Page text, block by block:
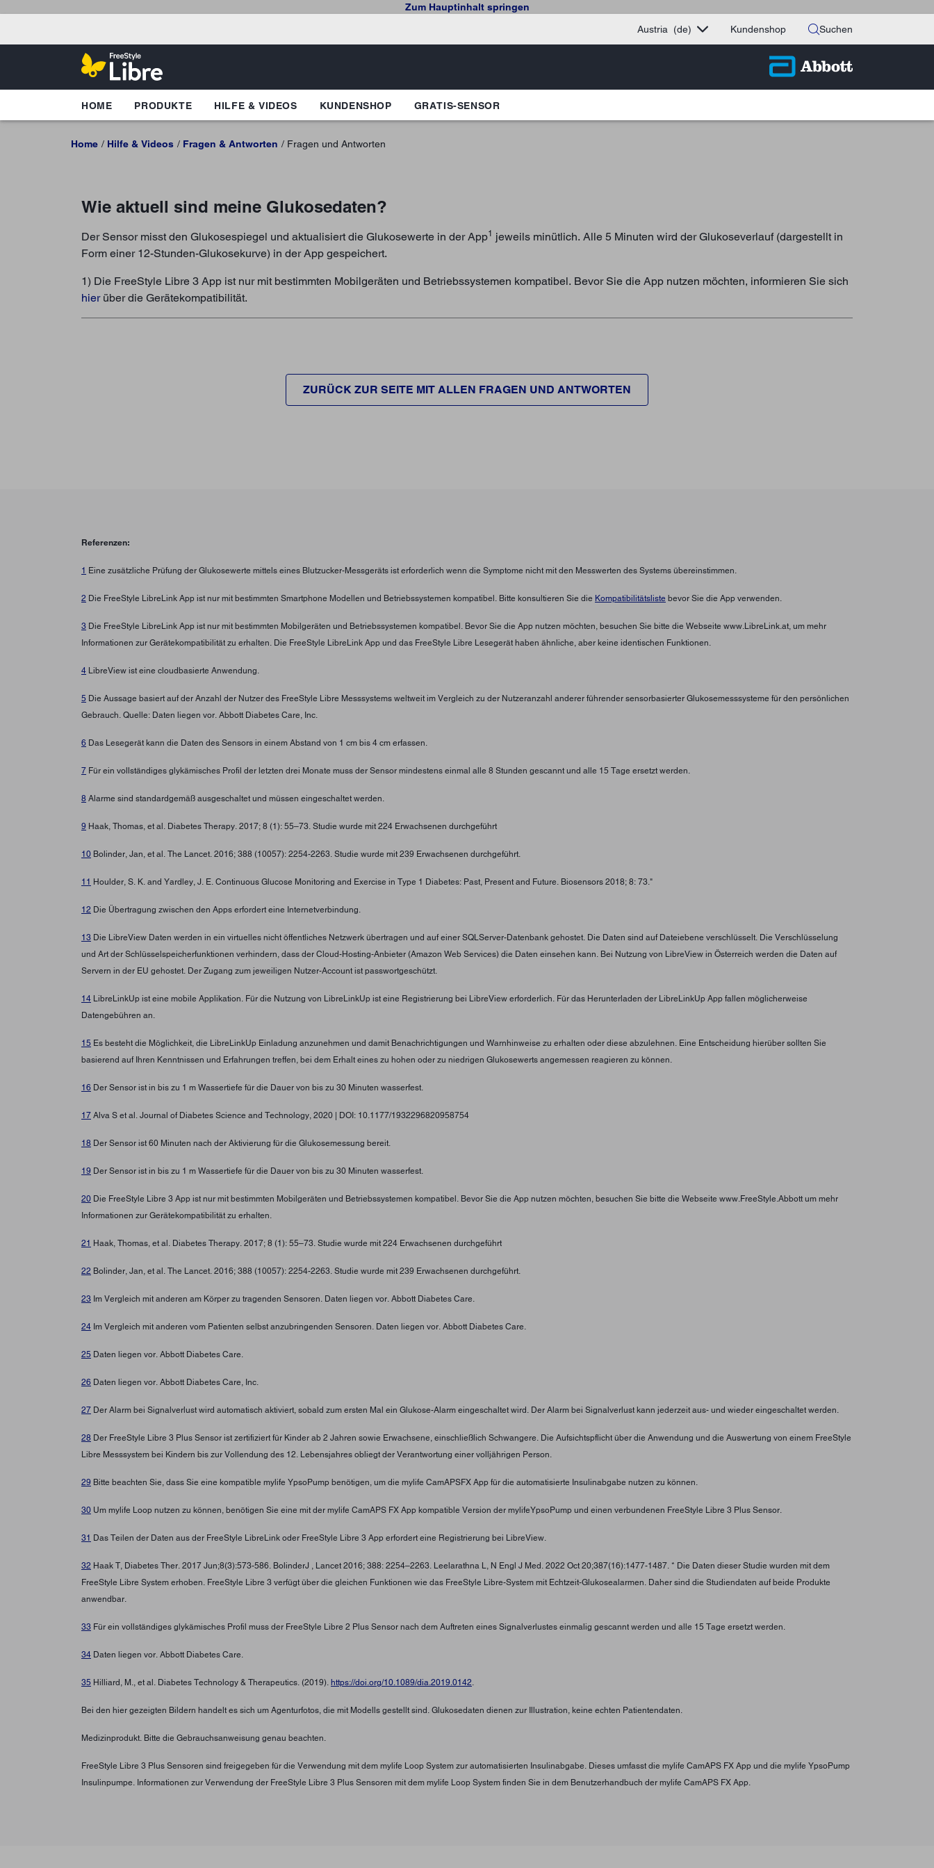
Zum Hauptinhalt springen
Austria
(de) Kundenshop Suchen
HOME PRODUKTE HILFE & VIDEOS KUNDENSHOP GRATIS-SENSOR
Home Hilfe & Videos Fragen & Antworten Fragen und Antworten
Wie aktuell sind meine Glukosedaten?
Der Sensor misst den Glukosespiegel und aktualisiert die Glukosewerte in der App1 jeweils minütlich. Alle 5 Minuten wird der Glukoseverlauf (dargestellt in
Form einer 12-Stunden-Glukosekurve) in der App gespeichert.
1) Die FreeStyle Libre 3 App ist nur mit bestimmten Mobilgeräten und Betriebssystemen kompatibel. Bevor Sie die App nutzen möchten, informieren Sie sich
hierüber die Gerätekompatibilität.
ZURÜCK ZUR SEITE MIT ALLEN FRAGEN UND ANTWORTEN
Referenzen:
1 Eine zusätzliche Prüfung der Glukosewerte mittels eines Blutzucker-Messgeräts ist erforderlich wenn die Symptome nicht mit den Messwerten des Systems übereinstimmen.
2 Die FreeStyle LibreLink App ist nur mit bestimmten Smartphone Modellen und Betriebssystemen kompatibel. Bitte konsultieren Sie die Kompatibilitätsliste bevor Sie die App verwenden.
3 Die FreeStyle LibreLink App ist nur mit bestimmten Mobilgeräten und Betriebssystemen kompatibel. Bevor Sie die App nutzen möchten, besuchen Sie bitte die Webseite www.LibreLink.at, um mehr
Informationen zur Gerätekompatibilität zu erhalten. Die FreeStyle LibreLink App und das FreeStyle Libre Lesegerät haben ähnliche, aber keine identischen Funktionen.
4 LibreView ist eine cloudbasierte Anwendung.
5 Die Aussage basiert auf der Anzahl der Nutzer des FreeStyle Libre Messsystems weltweit im Vergleich zu der Nutzeranzahl anderer führender sensorbasierter Glukosemesssysteme für den persönlichen
Gebrauch. Quelle: Daten liegen vor. Abbott Diabetes Care, Inc.
6 Das Lesegerät kann die Daten des Sensors in einem Abstand von 1 cm bis 4 cm erfassen.
7 Für ein vollständiges glykämisches Profil der letzten drei Monate muss der Sensor mindestens einmal alle 8 Stunden gescannt und alle 15 Tage ersetzt werden.
8 Alarme sind standardgemäß ausgeschaltet und müssen eingeschaltet werden.
9 Haak, Thomas, et al. Diabetes Therapy. 2017; 8 (1): 55–73. Studie wurde mit 224 Erwachsenen durchgeführt
10 Bolinder, Jan, et al. The Lancet. 2016; 388 (10057): 2254-2263. Studie wurde mit 239 Erwachsenen durchgeführt.
11 Houlder, S. K. and Yardley, J. E. Continuous Glucose Monitoring and Exercise in Type 1 Diabetes: Past, Present and Future. Biosensors 2018; 8: 73."
12 Die Übertragung zwischen den Apps erfordert eine Internetverbindung.
13 Die LibreView Daten werden in ein virtuelles nicht öffentliches Netzwerk übertragen und auf einer SQLServer-Datenbank gehostet. Die Daten sind auf Dateiebene verschlüsselt. Die Verschlüsselung
und Art der Schlüsselspeicherfunktionen verhindern, dass der Cloud-Hosting-Anbieter (Amazon Web Services) die Daten einsehen kann. Bei Nutzung von LibreView in Österreich werden die Daten auf
Servern in der EU gehostet. Der Zugang zum jeweiligen Nutzer-Account ist passwortgeschützt.
14 LibreLinkUp ist eine mobile Applikation. Für die Nutzung von LibreLinkUp ist eine Registrierung bei LibreView erforderlich. Für das Herunterladen der LibreLinkUp App fallen möglicherweise
Datengebühren an.
15 Es besteht die Möglichkeit, die LibreLinkUp Einladung anzunehmen und damit Benachrichtigungen und Warnhinweise zu erhalten oder diese abzulehnen. Eine Entscheidung hierüber sollten Sie
basierend auf Ihren Kenntnissen und Erfahrungen treffen, bei dem Erhalt eines zu hohen oder zu niedrigen Glukosewerts angemessen reagieren zu können.
16 Der Sensor ist in bis zu 1 m Wassertiefe für die Dauer von bis zu 30 Minuten wasserfest.
17 Alva S et al. Journal of Diabetes Science and Technology, 2020 | DOI: 10.1177/1932296820958754
18 Der Sensor ist 60 Minuten nach der Aktivierung für die Glukosemessung bereit.
19 Der Sensor ist in bis zu 1 m Wassertiefe für die Dauer von bis zu 30 Minuten wasserfest.
20 Die FreeStyle Libre 3 App ist nur mit bestimmten Mobilgeräten und Betriebssystemen kompatibel. Bevor Sie die App nutzen möchten, besuchen Sie bitte die Webseite www.FreeStyle.Abbott um mehr
Informationen zur Gerätekompatibilität zu erhalten.
21 Haak, Thomas, et al. Diabetes Therapy. 2017; 8 (1): 55–73. Studie wurde mit 224 Erwachsenen durchgeführt
22 Bolinder, Jan, et al. The Lancet. 2016; 388 (10057): 2254-2263. Studie wurde mit 239 Erwachsenen durchgeführt.
23 Im Vergleich mit anderen am Körper zu tragenden Sensoren. Daten liegen vor. Abbott Diabetes Care.
24 Im Vergleich mit anderen vom Patienten selbst anzubringenden Sensoren. Daten liegen vor. Abbott Diabetes Care.
25 Daten liegen vor. Abbott Diabetes Care.
26 Daten liegen vor. Abbott Diabetes Care, Inc.
27 Der Alarm bei Signalverlust wird automatisch aktiviert, sobald zum ersten Mal ein Glukose-Alarm eingeschaltet wird. Der Alarm bei Signalverlust kann jederzeit aus- und wieder eingeschaltet werden.
28 Der FreeStyle Libre 3 Plus Sensor ist zertifiziert für Kinder ab 2 Jahren sowie Erwachsene, einschließlich Schwangere. Die Aufsichtspflicht über die Anwendung und die Auswertung von einem FreeStyle
Libre Messsystem bei Kindern bis zur Vollendung des 12. Lebensjahres obliegt der Verantwortung einer volljährigen Person.
29 Bitte beachten Sie, dass Sie eine kompatible mylife YpsoPump benötigen, um die mylife CamAPSFX App für die automatisierte Insulinabgabe nutzen zu können.
30 Um mylife Loop nutzen zu können, benötigen Sie eine mit der mylife CamAPS FX App kompatible Version der mylifeYpsoPump und einen verbundenen FreeStyle Libre 3 Plus Sensor.
31 Das Teilen der Daten aus der FreeStyle LibreLink oder FreeStyle Libre 3 App erfordert eine Registrierung bei LibreView.
32 Haak T, Diabetes Ther. 2017 Jun;8(3):573-586. BolinderJ , Lancet 2016; 388: 2254–2263. Leelarathna L, N Engl J Med. 2022 Oct 20;387(16):1477-1487. * Die Daten dieser Studie wurden mit dem
FreeStyle Libre System erhoben. FreeStyle Libre 3 verfügt über die gleichen Funktionen wie das FreeStyle Libre-System mit Echtzeit-Glukosealarmen. Daher sind die Studiendaten auf beide Produkte
anwendbar.
33 Für ein vollständiges glykämisches Profil muss der FreeStyle Libre 2 Plus Sensor nach dem Auftreten eines Signalverlustes einmalig gescannt werden und alle 15 Tage ersetzt werden.
34 Daten liegen vor. Abbott Diabetes Care.
35 Hilliard, M., et al. Diabetes Technology & Therapeutics. (2019). https://doi.org/10.1089/dia.2019.0142.
Bei den hier gezeigten Bildern handelt es sich um Agenturfotos, die mit Modells gestellt sind. Glukosedaten dienen zur Illustration, keine echten Patientendaten.
Medizinprodukt. Bitte die Gebrauchsanweisung genau beachten.
FreeStyle Libre 3 Plus Sensoren sind freigegeben für die Verwendung mit dem mylife Loop System zur automatisierten Insulinabgabe. Dieses umfasst die mylife CamAPS FX App und die mylife YpsoPump
Insulinpumpe. Informationen zur Verwendung der FreeStyle Libre 3 Plus Sensoren mit dem mylife Loop System finden Sie in dem Benutzerhandbuch der mylife CamAPS FX App.